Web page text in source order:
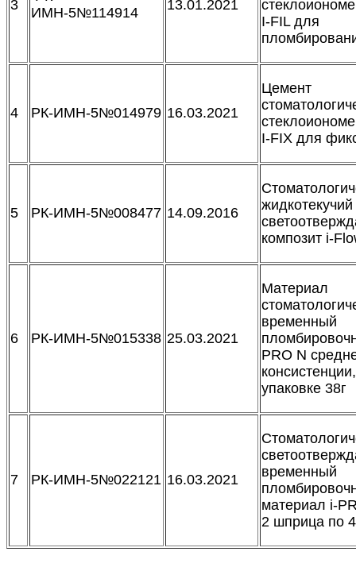
3
ИМН-5№114914
13.01.2021
I-FIL для
4 РК-ИМН-5№014979 16.03.2021
Цемент
I-FIX для
5 РК-ИМН-5№008477 14.09.2016
жидкотекучий
композит i-
6 РК-ИМН-5№015338 25.03.2021
Материал
временный
PRO N
упаковке 38г
7 РК-ИМН-5№022121 16.03.2021
временный
материал i-
2 шприца по